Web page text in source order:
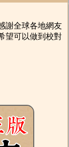
全球各地網友
望可以做到校對